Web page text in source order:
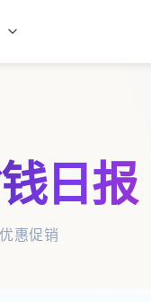
日报
惠促销